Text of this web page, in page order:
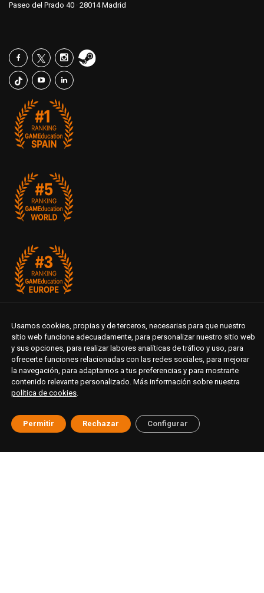
Paseo del Prado 40 · 28014 Madrid
Usamos cookies, propias y de terceros, necesarias para que nuestro
sitio web funcione adecuadamente, para personalizar nuestro sitio web
y sus opciones, para realizar labores analíticas de tráfico y uso, para
ofrecerte funciones relacionadas con las redes sociales, para mejorar
la navegación, para adaptarnos a tus preferencias y para mostrarte
contenido relevante personalizado. Más información sobre nuestra
política de cookies.
Permitir Rechazar Configurar